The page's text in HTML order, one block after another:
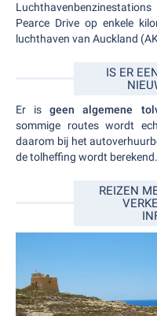
Pearce Drive op enkele
luchthaven van Auckland
IS ER
Er isgeen algemene
sommige routes wordt
daarom bij het
de tolheffing wordt berekend.
REIZEN